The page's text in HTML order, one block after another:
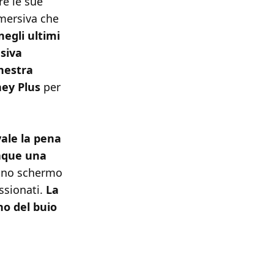
che
ultimi
Plus per
la pena
una
schermo
La
del buio